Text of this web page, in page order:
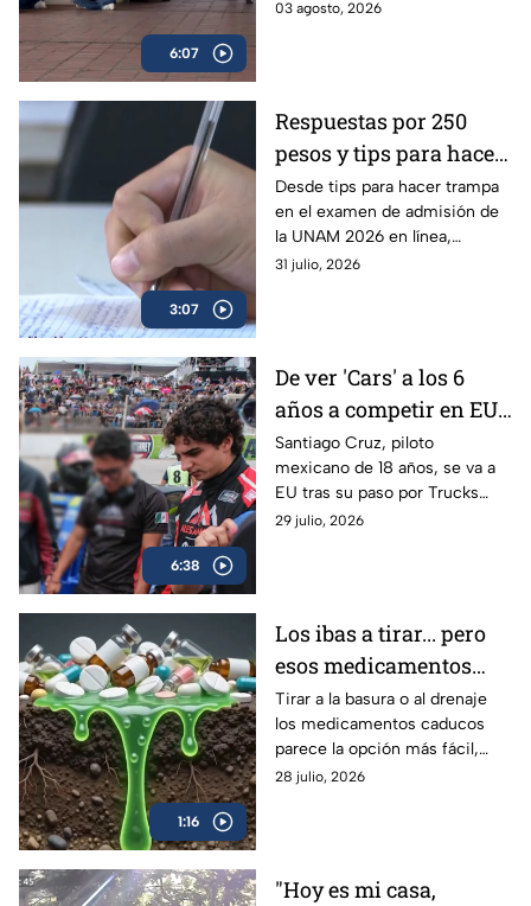
6:07
funcionará | VIDEO
surgieron muchas dudas
03 agosto, 2026
3:07
Respuestas por 250
pesos y tips para hacer
trampa en el examen
de admisión de la
UNAM 2026
Desde tips para hacer trampa
en el examen de admisión de
la UNAM 2026 en línea,
filtración de preguntas y hasta
31 julio, 2026
6:38
De ver 'Cars' a los 6
años a competir en EU:
Santiago Cruz, el piloto
de 18 años que va tras
la NASCAR
Santiago Cruz, piloto
mexicano de 18 años, se va a
EU tras su paso por Trucks
México Series para acercarse a
29 julio, 2026
1:16
Los ibas a tirar... pero
esos medicamentos
caducos pueden hacer
más daño del que
imaginas
Tirar a la basura o al drenaje
los medicamentos caducos
parece la opción más fácil,
pero hacerlo puede
28 julio, 2026
"Hoy es mi casa,